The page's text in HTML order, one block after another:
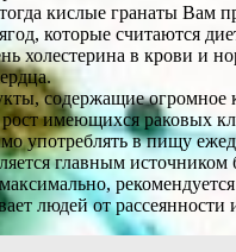
кислые гранаты Вам
которые считаются
холестерина в крови
содержащие огромное
имеющихся раковых
употреблять в пищу
главным
людей от